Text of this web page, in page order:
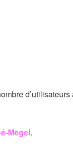
Megel.